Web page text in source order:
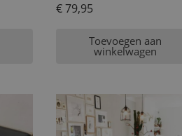
€79,95
Toevoegen aan
winkelwagen